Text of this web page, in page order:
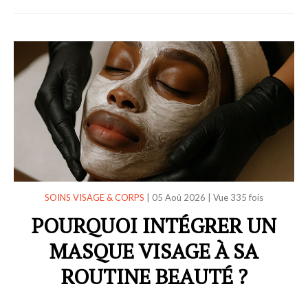
SOINS VISAGE & CORPS | 05 Aoû 2026 | Vue 335 fois
POURQUOI INTÉGRER UN
MASQUE VISAGE À SA
ROUTINE BEAUTÉ ?